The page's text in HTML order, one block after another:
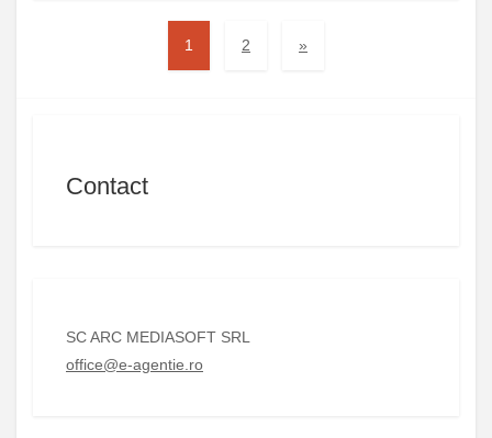
1 2 »
Contact
SC ARC MEDIASOFT SRL
office@e-agentie.ro